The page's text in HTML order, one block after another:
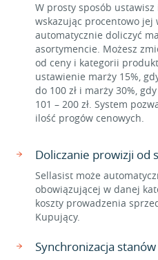
W prosty sposób ustawisz
wskazując procentowo jej
automatycznie doliczyć
asortymencie. Możesz
od ceny i kategorii
ustawienie marży 15%,
do 100 zł i marży 30%,
101 – 200 zł. System
ilość progów cenowych.
Doliczanie prowizji od
Sellasist może
obowiązującej w danej
koszty prowadzenia
Kupujący.
Synchronizacja